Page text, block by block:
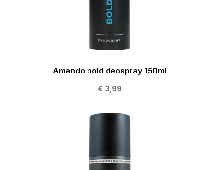
Amando bold deospray 150ml
€ 3,99